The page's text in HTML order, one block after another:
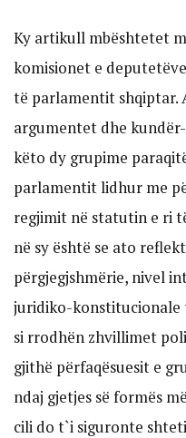
Ky artikull mbështetet
komisionet e
të parlamentit shqiptar.
argumentet dhe
këto dy grupime
parlamentit lidhur me
regjimit në statutin e ri
në sy është se ato
përgjegjshmërie, nivel
juridiko-konstitucionale
si rrodhën zhvillimet
gjithë përfaqësuesit e
ndaj gjetjes së formës
cili do t`i siguronte